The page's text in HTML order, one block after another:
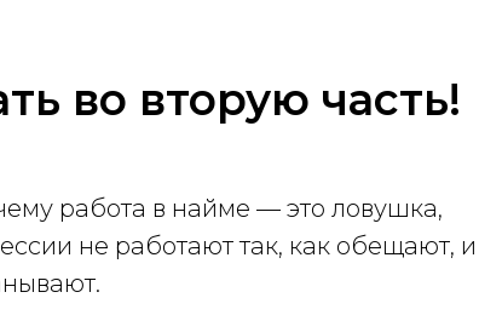
во вторую часть!
работа в найме — это ловушка,
не работают так, как обещают, и